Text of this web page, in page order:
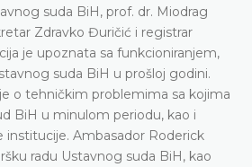
suda BiH, prof. dr. Miodrag
Zdravko Đuričić i registrar
je upoznata sa funkcioniranjem,
suda BiH u prošloj godini.
o tehničkim problemima sa kojima
BiH u minulom periodu, kao i
Ambasador Roderick
radu Ustavnog suda BiH, kao